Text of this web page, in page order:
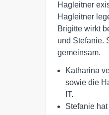
Hagleitner
Hagleitner
Brigitte wirkt
und Stefanie.
gemeinsam.
Katharina
sowie die
IT.
Stefanie